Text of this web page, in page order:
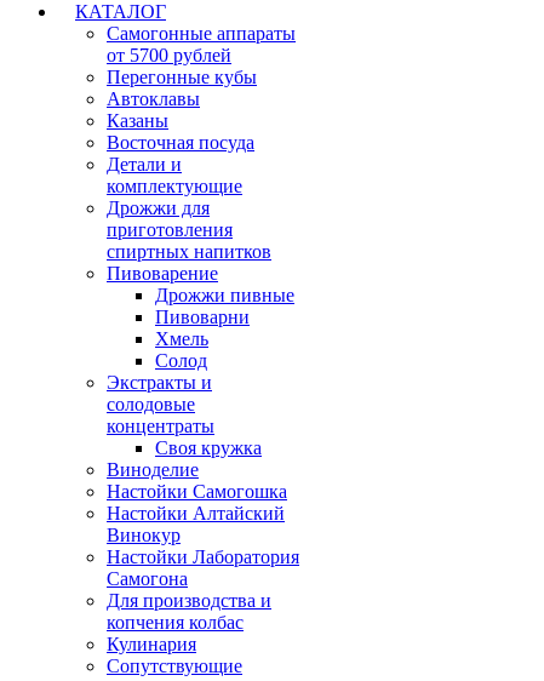
КАТАЛОГ
Самогонные аппараты
от 5700 рублей
Перегонные кубы
Автоклавы
Казаны
Восточная посуда
Детали и
комплектующие
Дрожжи для
приготовления
спиртных напитков
Пивоварение
Дрожжи пивные
Пивоварни
Хмель
Солод
Экстракты и
солодовые
концентраты
Своя кружка
Виноделие
Настойки Самогошка
Настойки Алтайский
Винокур
Настойки Лаборатория
Самогона
Для производства и
копчения колбас
Кулинария
Сопутствующие